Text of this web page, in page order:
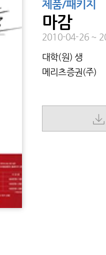
제품/패키지
마감
2010-04-26 ~
대학(원) 생
메리츠증권(주)